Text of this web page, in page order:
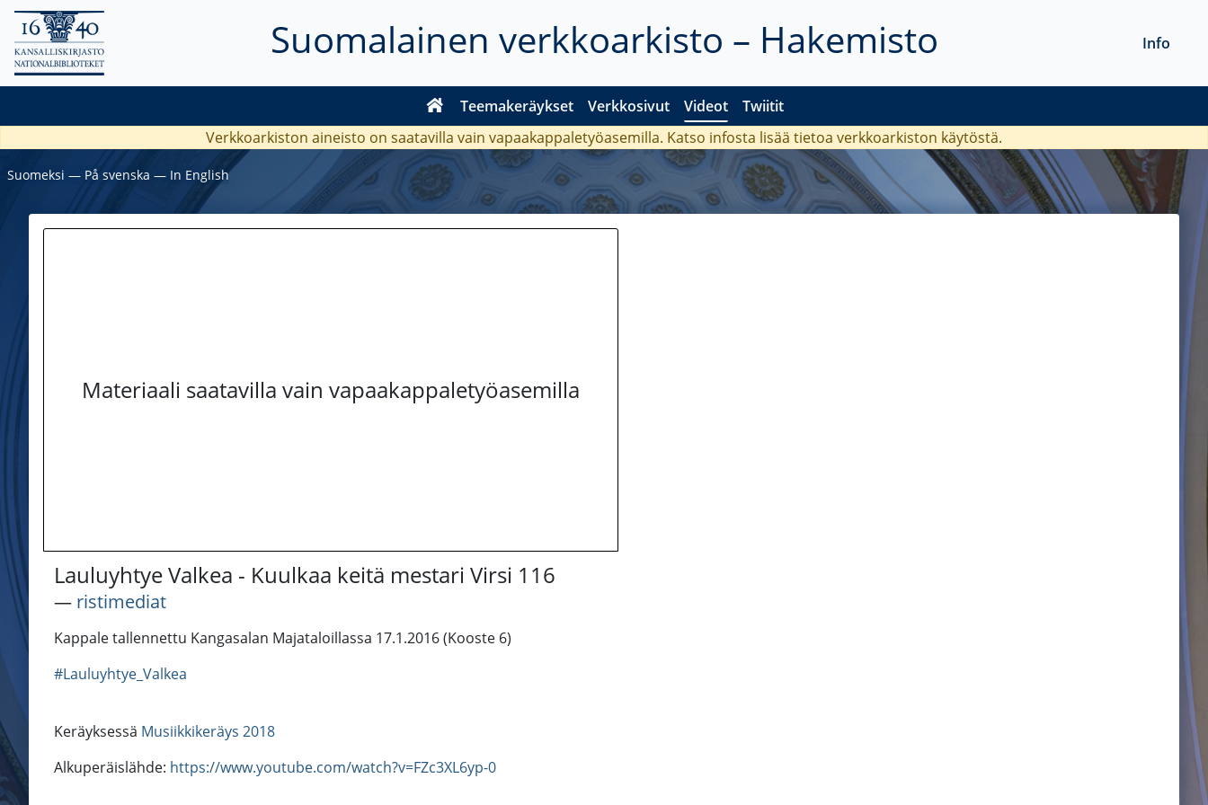
Suomalainen verkkoarkisto – Hakemisto
Teemakeräykset Verkkosivut Videot Twiitit
Info
Verkkoarkiston aineisto on saatavilla vain vapaakappaletyöasemilla. Katso infosta lisää tietoa verkkoarkiston käytöstä.
Suomeksi ― På svenska ― In English
Materiaali saatavilla vain vapaakappaletyöasemilla
Lauluyhtye Valkea - Kuulkaa keitä mestari Virsi 116
― ristimediat
Kappale tallennettu Kangasalan Majataloillassa 17.1.2016 (Kooste 6)
#Lauluyhtye_Valkea
Keräyksessä Musiikkikeräys 2018
Alkuperäislähde: https://www.youtube.com/watch?v=FZc3XL6yp-0